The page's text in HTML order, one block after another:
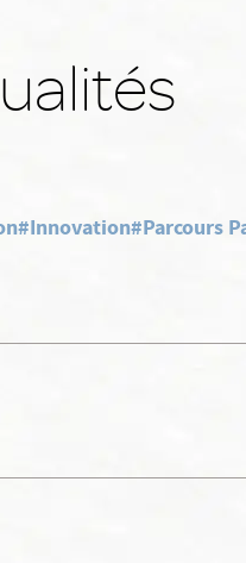
#Innovation#Parcours